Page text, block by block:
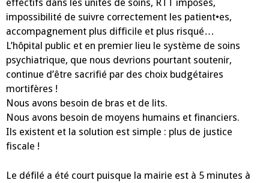
effectifs dans les unités de soins, RTT imposés,
impossibilité de suivre correctement les patient•es,
accompagnement plus difficile et plus risqué…
L’hôpital public et en premier lieu le système de soins
psychiatrique, que nous devrions pourtant soutenir,
continue d’être sacrifié par des choix budgétaires
mortifères !
Nous avons besoin de bras et de lits.
Nous avons besoin de moyens humains et financiers.
Ils existent et la solution est simple : plus de justice
fiscale !
Le défilé a été court puisque la mairie est à 5 minutes à